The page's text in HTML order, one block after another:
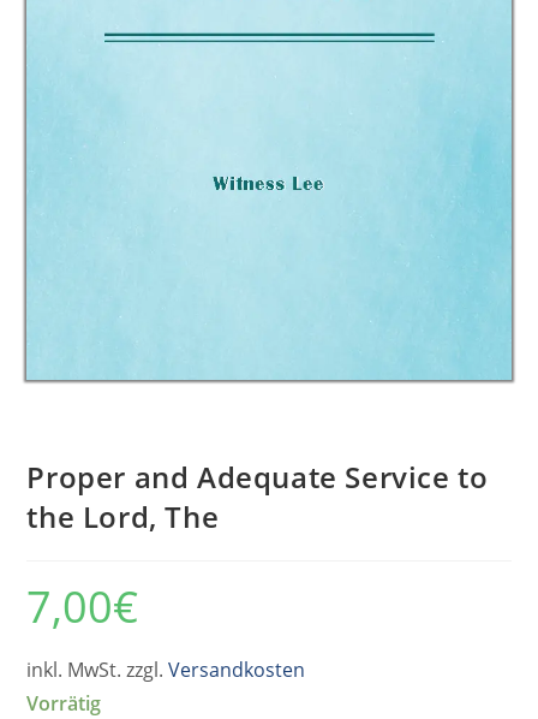
Proper and Adequate Service to
the Lord, The
7,00€
inkl. MwSt. zzgl.Versandkosten
Vorrätig